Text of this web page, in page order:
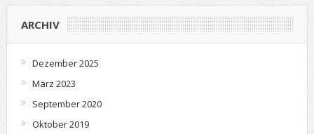
ARCHIV
Dezember 2025
März 2023
September 2020
Oktober 2019